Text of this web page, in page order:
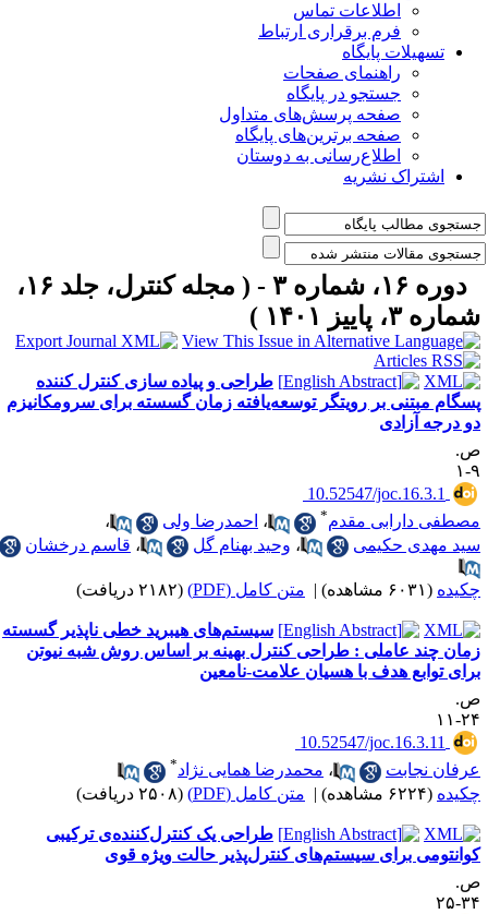
اطلاعات تماس
فرم برقراری ارتباط
تسهیلات پایگاه
راهنمای صفحات
جستجو در پایگاه
صفحه پرسش‌های متداول
صفحه برترین‌های پایگاه
اطلاع‌رسانی به دوستان
اشتراک نشریه
دوره ۱۶، شماره ۳ - ( مجله کنترل، جلد ۱۶،
۳، پاییز ۱۴۰۱ )
طراحی و پیاده سازی کنترل کننده
مبتنی بر رویتگر توسعه‌یافته زمان گسسته برای سرومکانیزم
درجه آزادی
‎ 10.52547/joc.16.3.1
دارابی مقدم
،احمدرضا ولی
،
مهدی حکیمی
،وحید بهنام گل ،قاسم درخشان
(۶۰۳۱ مشاهده) | متن کامل (PDF) (۲۱۸۲ دریافت)
سیستم‌های هیبرید خطی ناپذیر گسسته
چند عاملی : طراحی کنترل بهینه بر اساس روش شبه نیوتن
توابع هدف با هسیان علامت-نامعین
۱۱
‎ 10.52547/joc.16.3.11
نجابت
،محمدرضا همایی نژاد *
(۶۲۲۴ مشاهده) | متن کامل (PDF) (۲۵۰۸ دریافت)
طراحی یک کنترل‌کننده‌ی ترکیبی
برای سیستم‌های کنترل‌پذیر حالت ویژه‌ قوی
۲۵